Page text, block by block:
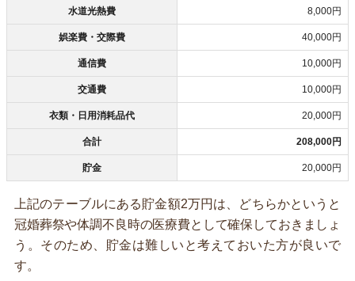
水道光熱費 8,000円
娯楽費・交際費 40,000円
通信費 10,000円
交通費 10,000円
衣類・日用消耗品代 20,000円
合計 208,000円
貯金 20,000円
上記のテーブルにある貯金額2万円は、どちらかというと
冠婚葬祭や体調不良時の医療費として確保しておきましょ
う。そのため、貯金は難しいと考えておいた方が良いで
す。